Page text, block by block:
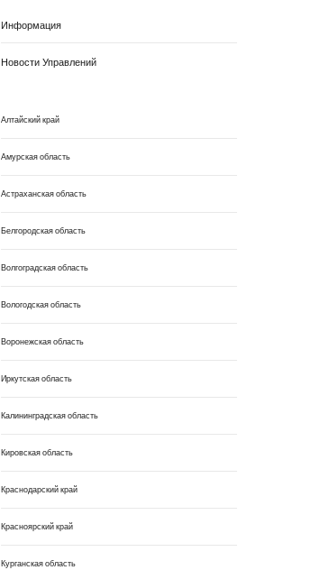
Информация
Новости Управлений
Алтайский край
Амурская область
Астраханская область
Белгородская область
Волгоградская область
Вологодская область
Воронежская область
Иркутская область
Калининградская область
Кировская область
Краснодарский край
Красноярский край
Курганская область